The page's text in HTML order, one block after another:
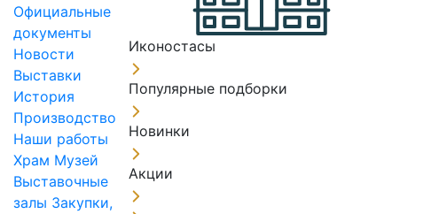
Официальные
документы
Новости
Выставки
История
Производство
Наши работы
Храм Музей
Выставочные
залы Закупки,
Иконостасы
Популярные подборки
Новинки
Акции